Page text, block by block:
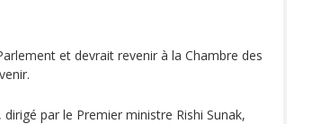
et devrait revenir à la Chambre des
par le Premier ministre Rishi Sunak,